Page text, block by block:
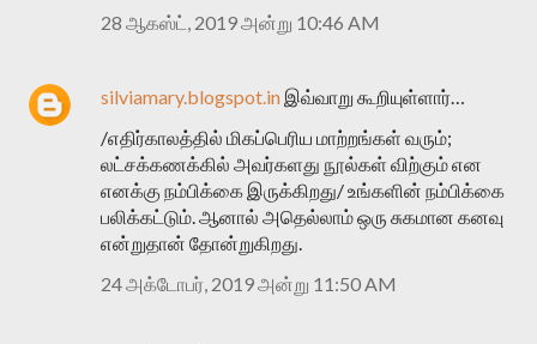
28 ஆகஸ்ட், 2019 அன்று 10:46 AM
silviamary.blogspot.in இவ்வாறு கூறியுள்ளார்…
/எதிர்காலத்தில் மிகப்பெரிய மாற்றங்கள் வரும்;
லட்சக்கணக்கில் அவர்களது நூல்கள் விற்கும் என
எனக்கு நம்பிக்கை இருக்கிறது/ உங்களின் நம்பிக்கை
பலிக்கட்டும். ஆனால் அதெல்லாம் ஒரு சுகமான கனவு
என்றுதான் தோன்றுகிறது.
24 அக்டோபர், 2019 அன்று 11:50 AM